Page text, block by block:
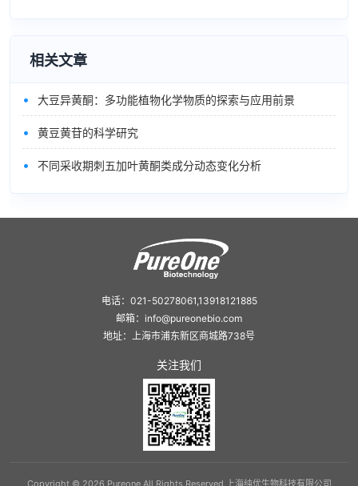
相关文章
• 大豆异黄酮：多功能植物化学物质的探索与应用前景
• 黄豆黄苷的科学研究
• 不同采收期刺五加叶黄酮类成分动态变化分析
电话：021-50278061,13918121885
邮箱：info@pureonebio.com
地址：上海市浦东新区商城路738号
关注我们